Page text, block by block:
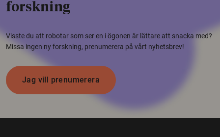
forskning
Visste du att robotar som ser en i ögonen är lättare att snacka med?
Missa ingen ny forskning, prenumerera på vårt nyhetsbrev!
Jag vill prenumerera